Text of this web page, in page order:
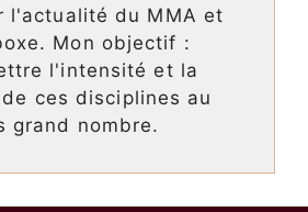
l'actualité du MMA et
Mon objectif :
l'intensité et la
ces disciplines au
grand nombre.